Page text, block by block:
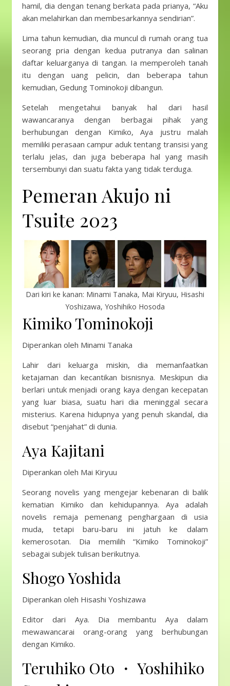
hamil, dia dengan tenang berkata pada prianya, “Aku
akan melahirkan dan membesarkannya sendirian”.
Lima tahun kemudian, dia muncul di rumah orang tua
seorang pria dengan kedua putranya dan salinan
daftar keluarganya di tangan. Ia memperoleh tanah
itu dengan uang pelicin, dan beberapa tahun
kemudian, Gedung Tominokoji dibangun.
Setelah mengetahui banyak hal dari hasil
wawancaranya dengan berbagai pihak yang
berhubungan dengan Kimiko, Aya justru malah
memiliki perasaan campur aduk tentang transisi yang
terlalu jelas, dan juga beberapa hal yang masih
tersembunyi dan suatu fakta yang tidak terduga.
Pemeran Akujo ni
Tsuite 2023
Dari kiri ke kanan: Minami Tanaka, Mai Kiryuu, Hisashi
Yoshizawa, Yoshihiko Hosoda
Kimiko Tominokoji
Diperankan oleh Minami Tanaka
Lahir dari keluarga miskin, dia memanfaatkan
ketajaman dan kecantikan bisnisnya. Meskipun dia
berlari untuk menjadi orang kaya dengan kecepatan
yang luar biasa, suatu hari dia meninggal secara
misterius. Karena hidupnya yang penuh skandal, dia
disebut “penjahat” di dunia.
Aya Kajitani
Diperankan oleh Mai Kiryuu
Seorang novelis yang mengejar kebenaran di balik
kematian Kimiko dan kehidupannya. Aya adalah
novelis remaja pemenang penghargaan di usia
muda, tetapi baru-baru ini jatuh ke dalam
kemerosotan. Dia memilih “Kimiko Tominokoji”
sebagai subjek tulisan berikutnya.
Shogo Yoshida
Diperankan oleh Hisashi Yoshizawa
Editor dari Aya. Dia membantu Aya dalam
mewawancarai orang-orang yang berhubungan
dengan Kimiko.
Teruhiko Oto ・ Yoshihiko